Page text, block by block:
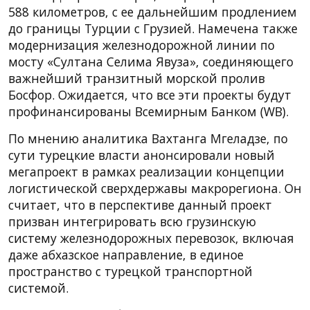
588 километров, с ее дальнейшим продлением
до границы Турции с Грузией. Намечена также
модернизация железнодорожной линии по
мосту «Султана Селима Явуза», соединяющего
важнейший транзитный морской пролив
Босфор. Ожидается, что все эти проекты будут
профинансированы Всемирным Банком (WB).
По мнению аналитика Вахтанга Мгеладзе, по
сути турецкие власти анонсировали новый
мегапроект в рамках реализации концепции
логистической сверхдержавы макрорегиона. Он
считает, что в перспективе данный проект
призван интегрировать всю грузинскую
систему железнодорожных перевозок, включая
даже абхазское направление, в единое
пространство с турецкой транспортной
системой.